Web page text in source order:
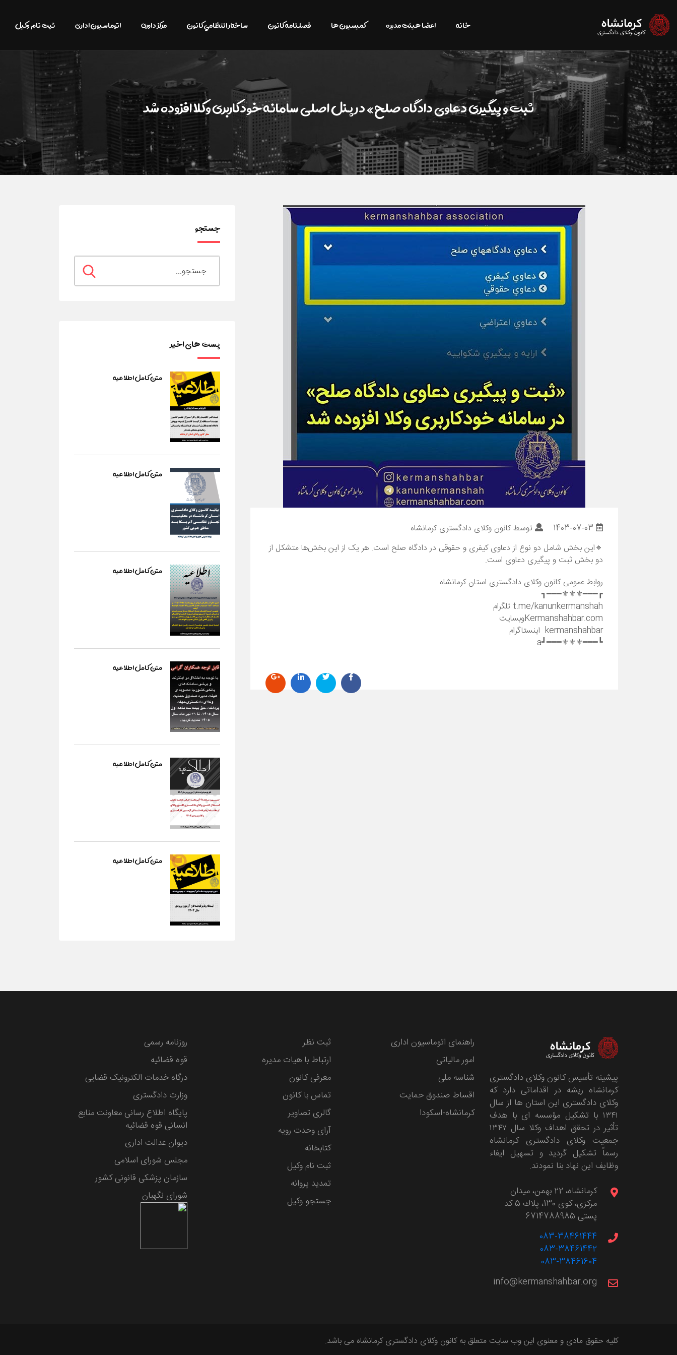
خانه اعضا هیئت مدیره کمیسیون ها فصلنامه کانون ساختار انتظامي كانون مرکز داوری اتوماسیون اداری ثبت نام وکیل
ثبت و پیگیری دعاوی دادگاه‌ صلح» در پنل اصلی سامانه خودکاربری وکلا افزوده شد
توسطکانون وکلای دادگستری کرمانشاه
🔹این بخش شامل دو نوع از دعاوی کیفری و حقوقی در دادگاه صلح است. هر یک از این بخش‌ها متشکل از
دو بخش ثبت و پیگیری دعاوی است.
روابط عمومی کانون وکلای دادگستری استان کرمانشاه
┏━━━⚜️⚜️⚜️━━━┓
t.me/kanunkermanshah تلگرام
Kermanshahbar.comوبسایت
kermanshahbar اینستاگرام
┗━━━⚜️⚜️⚜️━━━┛a
جستجو
پست های اخیر
متن کامل اطلاعیه
متن کامل اطلاعیه
متن کامل اطلاعیه
متن کامل اطلاعیه
متن کامل اطلاعیه
متن کامل اطلاعیه
پیشینه تأسیس کانون وکلای دادگستری
کرمانشاه ریشه در اقداماتی دارد که
وکلای دادگستری این استان ها از سال
۱۳۴۱ با تشکیل مؤسسه ای با هدف
تأثیر در تحقق اهداف وکلا سال ۱۳۴۷
جمعیت وکلای دادگستری کرمانشاه
رسماً تشکیل گردید و تسهیل ایفاء
وظایف این نهاد بنا نمودند.
كرمانشاه، 22 بهمن، ميدان
مركزی، كوی 130، پلاك 5 کد
پستی 6714788985
083-38461444
083-38461442
083-38461604
info@kermanshahbar.org
راهنمای اتوماسیون اداری
امور مالیاتی
شناسه ملی
اقساط صندوق حمایت
کرمانشاه-اسکودا
ثبت نظر
ارتباط با هیات مدیره
معرفی کانون
تماس با کانون
گالری تصاویر
آرای وحدت رویه
کتابخانه
ثبت نام وکیل
تمدید پروانه
جستجو وکیل
روزنامه رسمی
قوه قضائیه
درگاه خدمات الکترونیک قضایی
وزارت دادگستری
پایگاه اطلاع رسانی معاونت منابع
انسانی قوه قضائیه
دیوان عدالت اداری
مجلس شورای اسلامی
سازمان پزشکی قانونی کشور
شورای نگهبان
کلیه حقوق مادی و معنوی این وب سایت متعلق به کانون وکلای دادگستری کرمانشاه می باشد.